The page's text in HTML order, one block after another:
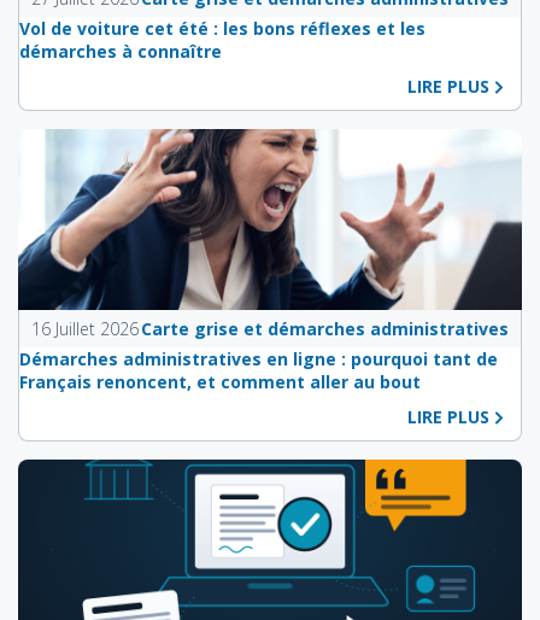
Vol de voiture cet été : les bons réflexes et les
démarches à connaître
LIRE PLUS
16 Juillet 2026Carte grise et démarches administratives
Démarches administratives en ligne : pourquoi tant de
Français renoncent, et comment aller au bout
LIRE PLUS